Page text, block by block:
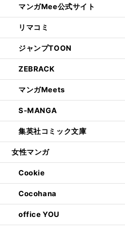
マンガMee公式サイト
リマコミ
ジャンプTOON
ZEBRACK
マンガMeets
S-MANGA
集英社コミック文庫
女性マンガ
Cookie
Cocohana
office YOU